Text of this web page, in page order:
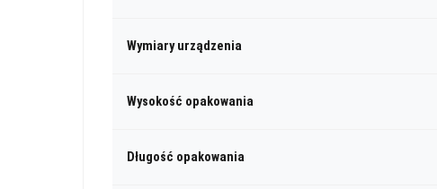
Wymiary urządzenia
Wysokość opakowania
Długość opakowania